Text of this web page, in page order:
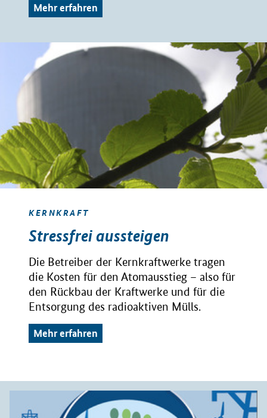
Mehr erfahren
KERNKRAFT
Stressfrei aussteigen
Die Betreiber der Kernkraftwerke tragen
die Kosten für den Atomausstieg – also für
den Rückbau der Kraftwerke und für die
Entsorgung des radioaktiven Mülls.
Mehr erfahren